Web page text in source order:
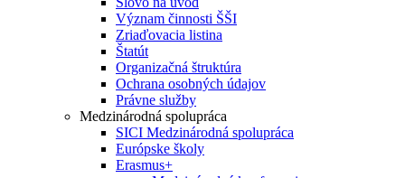
Význam činnosti ŠŠI
Zriaďovacia listina
Štatút
Organizačná štruktúra
Ochrana osobných údajov
Právne služby
Medzinárodná spolupráca
SICI Medzinárodná spolupráca
Európske školy
Erasmus+